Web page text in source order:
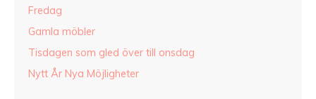
Fredag
Gamla möbler
Tisdagen som gled över till onsdag
Nytt År Nya Möjligheter